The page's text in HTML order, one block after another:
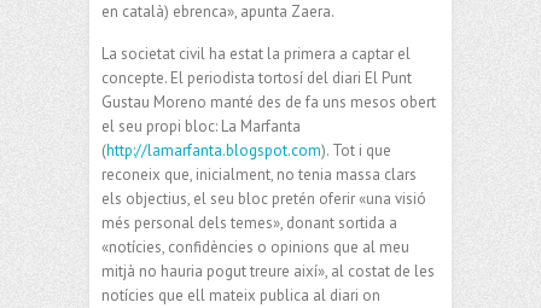
en català) ebrenca», apunta Zaera.
La societat civil ha estat la primera a captar el
concepte. El periodista tortosí del diari El Punt
Gustau Moreno manté des de fa uns mesos obert
el seu propi bloc: La Marfanta
(http://lamarfanta.blogspot.com). Tot i que
reconeix que, inicialment, no tenia massa clars
els objectius, el seu bloc pretén oferir «una visió
més personal dels temes», donant sortida a
«notícies, confidències o opinions que al meu
mitjà no hauria pogut treure així», al costat de les
notícies que ell mateix publica al diari on